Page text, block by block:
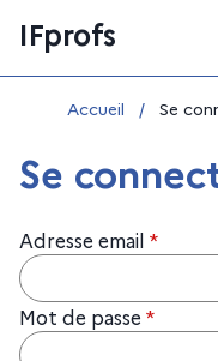
au
contenu
IFprofs
Vous êtes ici :
Accueil / Se
Se
Adresse email *
Mot de passe *